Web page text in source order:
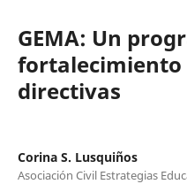
GEMA: Un
fortalecimiento
directivas
Corina S. Lusquiños
Asociación Civil Estrategias